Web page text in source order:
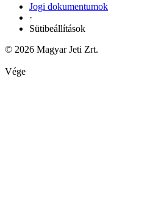
Jogi dokumentumok
·
Sütibeállítások
© 2026 Magyar Jeti Zrt.
Vége